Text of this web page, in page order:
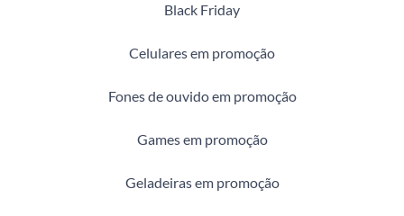
Black Friday
Celulares em promoção
Fones de ouvido em promoção
Games em promoção
Geladeiras em promoção